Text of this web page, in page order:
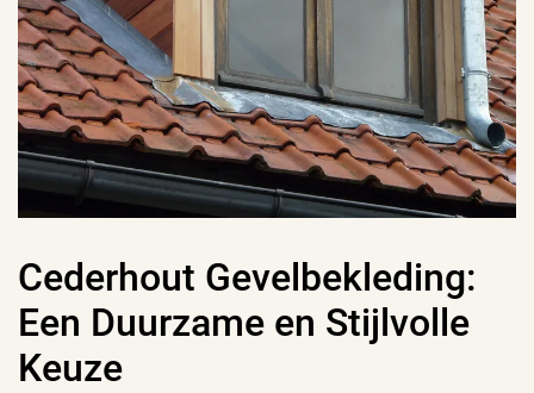
Cederhout Gevelbekleding:
Een Duurzame en Stijlvolle
Keuze